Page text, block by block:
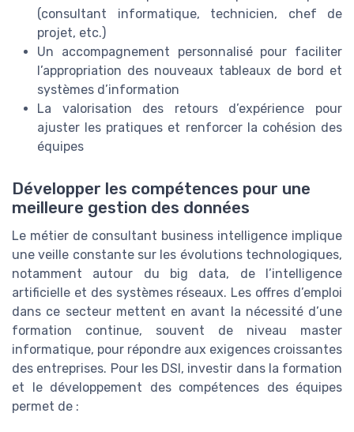
(consultant informatique, technicien, chef de
projet, etc.)
Un accompagnement personnalisé pour faciliter
l’appropriation des nouveaux tableaux de bord et
systèmes d’information
La valorisation des retours d’expérience pour
ajuster les pratiques et renforcer la cohésion des
équipes
Développer les compétences pour une
meilleure gestion des données
Le métier de consultant business intelligence implique
une veille constante sur les évolutions technologiques,
notamment autour du big data, de l’intelligence
artificielle et des systèmes réseaux. Les offres d’emploi
dans ce secteur mettent en avant la nécessité d’une
formation continue, souvent de niveau master
informatique, pour répondre aux exigences croissantes
des entreprises. Pour les DSI, investir dans la formation
et le développement des compétences des équipes
permet de :